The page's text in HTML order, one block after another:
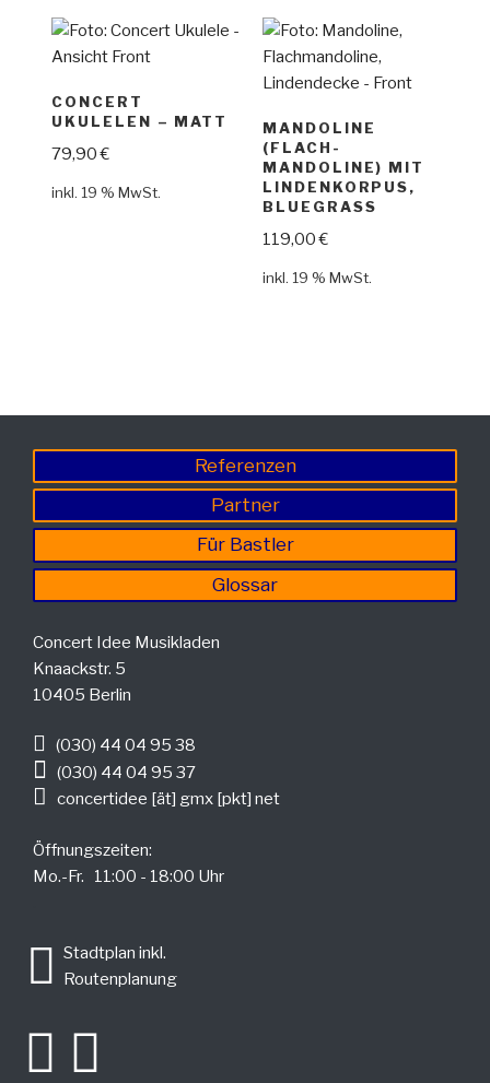
CONCERT
UKULELEN – MATT
79,90€
inkl. 19 % MwSt.
MANDOLINE
(FLACH-
MANDOLINE) MIT
LINDENKORPUS,
BLUEGRASS
119,00€
inkl. 19 % MwSt.
Referenzen
Partner
Für Bastler
Glossar
Concert Idee Musikladen
Knaackstr. 5
10405 Berlin
(030) 44 04 95 38
(030) 44 04 95 37
concertidee [ät] gmx [pkt] net
Öffnungszeiten:
Mo.-Fr. 11:00 - 18:00 Uhr
Stadtplan inkl.
Routenplanung